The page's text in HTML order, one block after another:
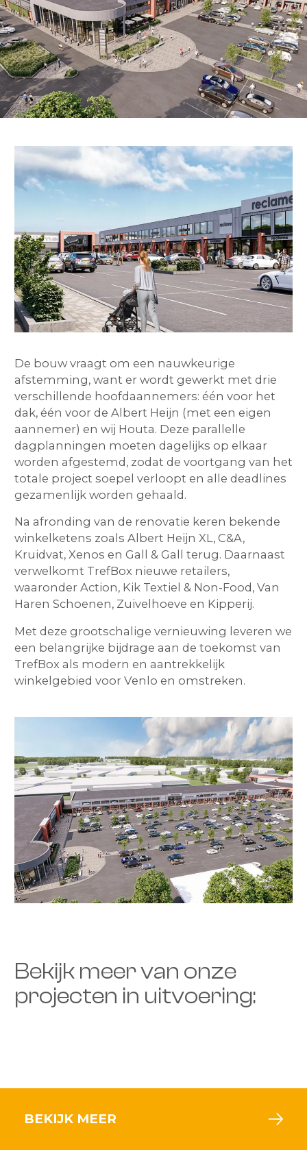
De bouw vraagt om een nauwkeurige
afstemming, want er wordt gewerkt met drie
verschillende hoofdaannemers: één voor het
dak, één voor de Albert Heijn (met een eigen
aannemer) en wij Houta. Deze parallelle
dagplanningen moeten dagelijks op elkaar
worden afgestemd, zodat de voortgang van het
totale project soepel verloopt en alle deadlines
gezamenlijk worden gehaald.
Na afronding van de renovatie keren bekende
winkelketens zoals Albert Heijn XL, C&A,
Kruidvat, Xenos en Gall & Gall terug. Daarnaast
verwelkomt TrefBox nieuwe retailers,
waaronder Action, Kik Textiel & Non-Food, Van
Haren Schoenen, Zuivelhoeve en Kipperij.
Met deze grootschalige vernieuwing leveren we
een belangrijke bijdrage aan de toekomst van
TrefBox als modern en aantrekkelijk
winkelgebied voor Venlo en omstreken.
Bekijk meer van onze
projecten in uitvoering:
BEKIJK MEER